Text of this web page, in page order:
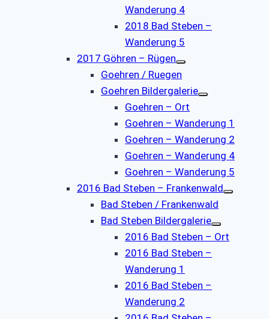
Wanderung 4
2018 Bad Steben –
Wanderung 5
2017 Göhren – Rügen
Goehren / Ruegen
Goehren Bildergalerie
Goehren – Ort
Goehren – Wanderung 1
Goehren – Wanderung 2
Goehren – Wanderung 4
Goehren – Wanderung 5
2016 Bad Steben – Frankenwald
Bad Steben / Frankenwald
Bad Steben Bildergalerie
2016 Bad Steben – Ort
2016 Bad Steben –
Wanderung 1
2016 Bad Steben –
Wanderung 2